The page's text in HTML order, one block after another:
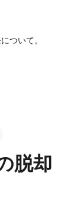
ついて。
脱却